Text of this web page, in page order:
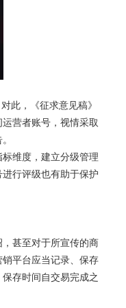
此，《征求意见稿》
营者账号，视情采取
维度，建立分级管理
行评级也有助于保护
甚至对于所宣传的商
平台应当记录、保存
存时间自交易完成之